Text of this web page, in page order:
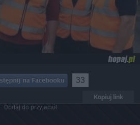
33
Kopiuj link
Dodaj do przyjaciół